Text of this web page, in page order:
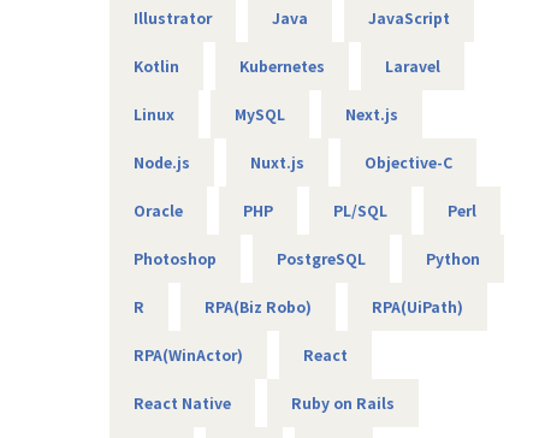
指して成長を続けている。
IT技術によって産業が改善された事例はまだ多くはなく、
を改善すべく、農業・介護・医療への参入を目標にまずはAI
★残業を減らす対応を実施！⇒月の残業は平均15時間ほど。
講師を社内へ呼ぶこともあり、経験が浅くてもエンジニアと
★「なりたい」を応援！⇒「スペシャリスト」か「ゼネラリ
【業務の変更の範囲】
Illustrator Java JavaScript
Kotlin Kubernetes Laravel
Linux MySQL Next.js
Node.js Nuxt.js Objective-C
Oracle PHP PL/SQL Perl
Photoshop PostgreSQL Python
R RPA(Biz Robo) RPA(UiPath)
RPA(WinActor) React
React Native Ruby on Rails